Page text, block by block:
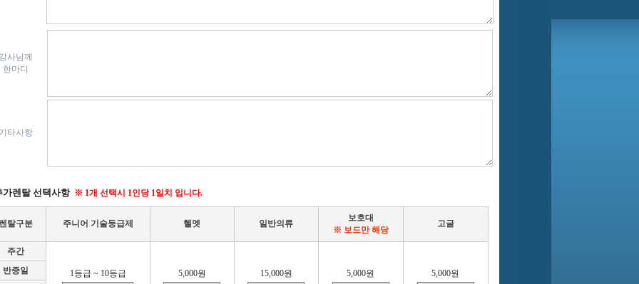
사님께
한마디
타사항
가렌탈 선택사항 ※ 1개 선택시 1인당 1일치 입니다.
탈구분 주니어 기술등급제 헬멧 일반의류
보호대
※ 보드만 해당
고글
주간
1등급 ~ 10등급 5,000원 15,000원 5,000원 5,000원
반종일